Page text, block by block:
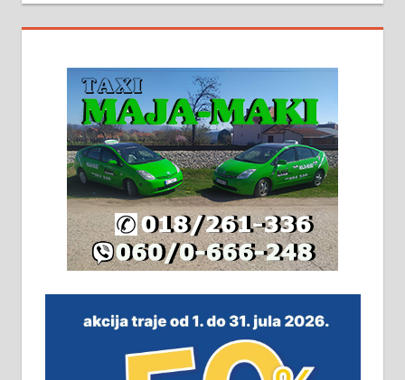
стамбене целине једна уз другу.
2х150м2, две гараже, централно
грејање на гас и дрва. Две
адресе. 063/71-74-023
Издајем комплетно опремљену
халу на Житковачком путу, на
плацу површине око 7 ари.
064/321-80-51; 063/102-35-25
На продају легализована, нова,
м2 са плацем од 8 ари у Зеленом
виру у Алексинцу. Могућа
замена. 064/21-63-584